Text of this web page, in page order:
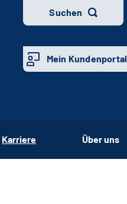
Suchen
Mein Kundenportal
Karriere Über uns